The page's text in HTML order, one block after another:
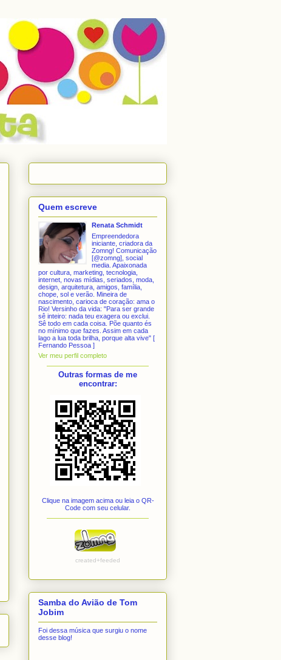
Quem escreve
Renata Schmidt
Empreendedora
iniciante, criadora da
Zomng! Comunicação
[@zomng], social
media. Apaixonada
por cultura, marketing, tecnologia,
internet, novas mídias, seriados, moda,
design, arquitetura, amigos, família,
chope, sol e verão. Mineira de
nascimento, carioca de coração: ama o
Rio! Versinho da vida: "Para ser grande
sê inteiro: nada teu exagera ou exclui.
Sê todo em cada coisa. Põe quanto és
no mínimo que fazes. Assim em cada
lago a lua toda brilha, porque alta vive" [
Fernando Pessoa ]
Ver meu perfil completo
Outras formas de me
encontrar:
Clique na imagem acima ou leia o QR-
Code com seu celular.
created+feeded
Samba do Avião de Tom
Jobim
Foi dessa música que surgiu o nome
desse blog!